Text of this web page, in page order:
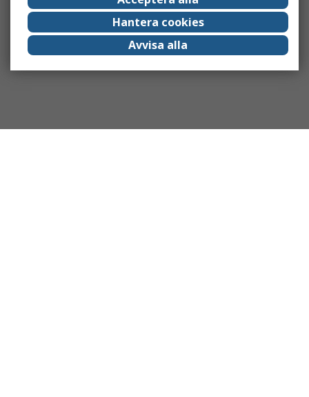
Hantera cookies
Avvisa alla